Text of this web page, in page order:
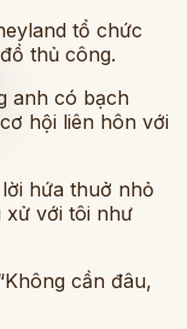
tổ chức
thủ công.
anh có bạch
hội liên hôn với
hứa thuở nhỏ
xử với tôi như
cần đâu,